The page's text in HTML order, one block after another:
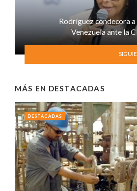
Rodríguez condecora
Venezuela ante la
MÁS EN DESTACADAS
DESTACADAS